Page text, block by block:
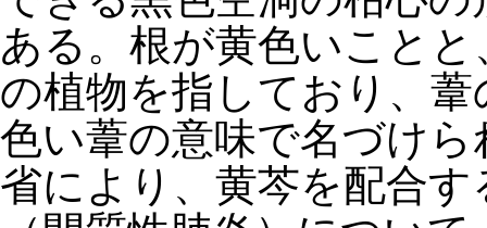
ある。根が黄色いこと
の植物を指しており、
色い葦の意味で名づけ
省により、黄芩を配合